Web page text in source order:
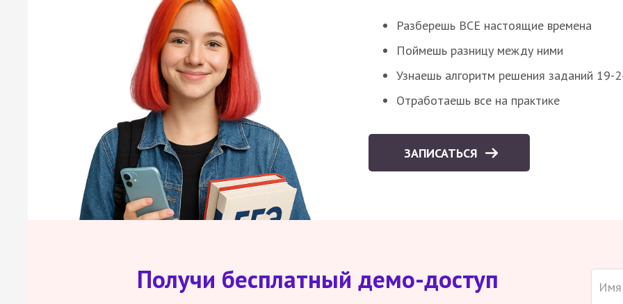
Разберешь ВСЕ настоящие времена
Поймешь разницу между ними
Узнаешь алгоритм решения заданий 19-
Отработаешь все на практике
ЗАПИСАТЬСЯ
Получи бесплатный демо-доступ